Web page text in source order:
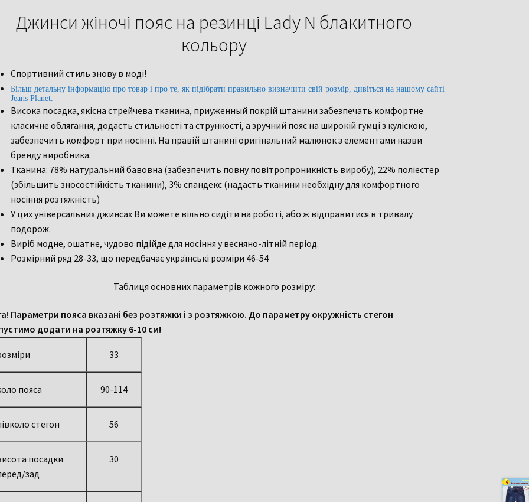
Джинси жіночі пояс на резинці Lady N блакитного
кольору
Спортивний стиль знову в моді!
Більш детальну інформацію про товар і про те, як підібрати правильно визначити свій розмір, дивіться на нашому сайті
Jeans Planet.
Висока посадка, якісна стрейчева тканина, приуженный покрій штанини забезпечать комфортне
класичне облягання, додасть стильності та стрункості, а зручний пояс на широкій гумці з куліскою,
забезпечить комфорт при носінні. На правій штанині оригінальний малюнок з елементами назви
бренду виробника.
Тканина: 78% натуральний бавовна (забезпечить повну повітропроникність виробу), 22% поліестер
(збільшить зносостійкість тканини), 3% спандекс (надасть тканини необхідну для комфортного
носіння розтяжність)
У цих універсальних джинсах Ви можете вільно сидіти на роботі, або ж відправитися в тривалу
подорож.
Виріб модне, ошатне, чудово підійде для носіння у весняно-літній період.
Розмірний ряд 28-33, що передбачає українські розміри 46-54
Таблиця основних параметрів кожного розміру:
Параметри пояса вказані без розтяжки і з розтяжкою. До параметру окружність стегон
додати на розтяжку 6-10 см!
33
пояса 90-114
стегон 56
посадки
зад
30